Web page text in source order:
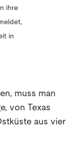
ihre
in
muss man
von Texas
aus vier